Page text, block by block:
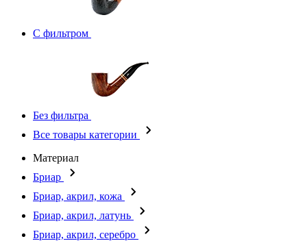
С фильтром
Без фильтра
Все товары категории
Материал
Бриар
Бриар, акрил, кожа
Бриар, акрил, латунь
Бриар, акрил, серебро